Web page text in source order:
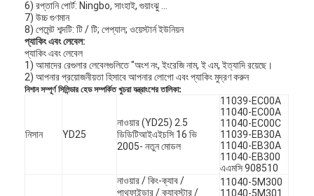
6) রপ্তানি পোর্ট: Ningbo, সাংহাই, গুয়াংঝু ...
7) উচ্চ গুণমান
8) পেমেন্ট শব্দটি: টি / টি; পেপ্যাল; ওয়েস্টার্ন ইউনিয়ন
প্যাকিং এবং লেবেল:
প্যাকিং এবং লেবেল
1) আমাদের রেগুলার লেবেলগুলিতে "অংশ নং, ইংরেজি নাম, ই এম, ইত্যাদি রয়েছে।
2) আপনার প্রয়োজনীয়তা হিসাবে আপনার লোগো এবং প্যাকিং মুদ্রণ করুন
নিশান সম্পূর্ণ সিলিন্ডার হেড সম্পর্কিত খুচরা যন্ত্রাংশের তালিকা:
নিসান YD25
নাওয়ার (YD25) 2.5
ডিডিটিআইএইচসি 16 ভি
2005- নতুন মোডল
11039-EC00A
11040-EC00A
11040-EC00C
11039-EB30A
11040-EB30A
11040-EB300
এএমসি 908510
নাওয়ার / কিং-ক্যাব /
পাথফাইন্ডার / ক্যাবস্টার /
11040-5M300
11040-5M301